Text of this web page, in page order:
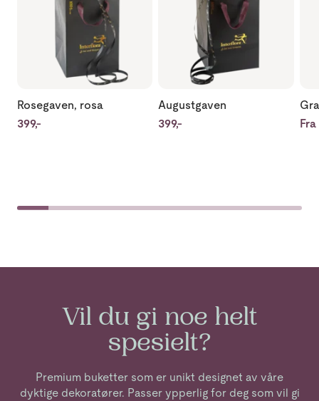
Rosegaven, rosa
399,-
Augustgaven
399,-
Vil du gi noe helt
spesielt?
Premium buketter som er unikt designet av våre
dyktige dekoratører. Passer ypperlig for deg som vil gi